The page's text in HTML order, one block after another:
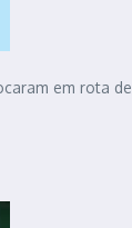
em rota